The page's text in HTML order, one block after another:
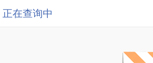
正在查询中